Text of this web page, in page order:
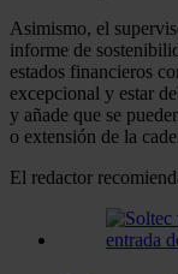
Asimismo, el
informe de
estados financieros
excepcional y estar
y añade que se
o extensión de la
El redactor